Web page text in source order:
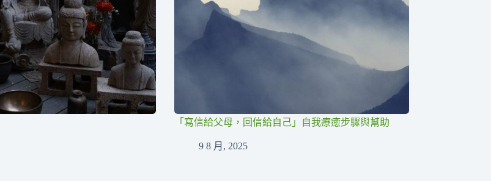
「寫信給父母，回信給自己」自我療癒步驟與幫助
9 8 月, 2025